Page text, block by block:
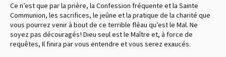
Ce n’est que par la prière, la Confession fréquente et la Sainte
Communion, les sacrifices, le jeûne et la pratique de la charité que
vous pourrez venir à bout de ce terrible fléau qu’est le Mal. Ne
soyez pas découragés ! Dieu seul est le Maître et, à force de
requêtes, Il finira par vous entendre et vous serez exaucés.